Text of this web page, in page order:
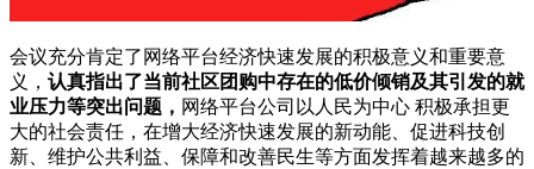
会议充分肯定了网络平台经济快速发展的积极意义和重要意
义， 认真指出了当前社区团购中存在的低价倾销及其引发的就
业压力等突出问题， 网络平台公司以人民为中心 积极承担更
大的社会责任，在增大经济快速发展的新动能、促进科技创
新、维护公共利益、保障和改善民生等方面发挥着越来越多的